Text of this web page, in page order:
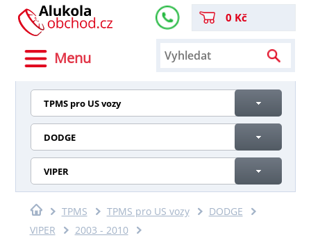
Menu
0 Kč
TPMS pro US vozy
DODGE
VIPER
TPMS TPMS pro US vozy
DODGE
VIPER
2003 - 2010